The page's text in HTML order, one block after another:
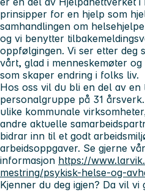
prinsipper for en hjelp som
samhandlingen om
og vi benytter
oppfølgingen. Vi ser etter deg
vårt, glad i menneskemøter
som skaper endring i folks liv.
Hos oss vil du bli en del av en
personalgruppe på 31
ulike kommunale
andre aktuelle
bidrar inn til et godt
arbeidsoppgaver. Se gjerne
informasjon https://
mestring/psykisk-helse-og-
Kjenner du deg igjen? Da vil